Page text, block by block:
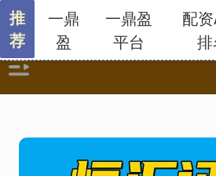
推
荐
一鼎
盈
一鼎盈
平台
配
排